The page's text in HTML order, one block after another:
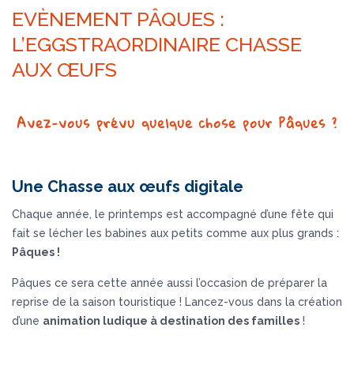
EVÈNEMENT PÂQUES :
L’EGGSTRAORDINAIRE CHASSE
AUX ŒUFS
Avez-vous prévu quelque chose pour Pâques ?
Une Chasse aux œufs digitale
Chaque année, le printemps est accompagné d’une fête qui
fait se lécher les babines aux petits comme aux plus grands :
Pâques !
Pâques ce sera cette année aussi l’occasion de préparer la
reprise de la saison touristique ! Lancez-vous dans la création
d’une animation ludique à destination des familles !